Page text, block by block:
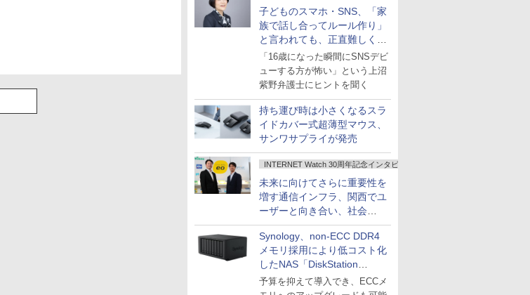
子どものスマホ・SNS、「家
族で話し合ってルール作り」
と言われても、正直難しくな
いですか？
「16歳になった瞬間にSNSデビ
ューする方が怖い」という上沼
紫野弁護士にヒントを聞く
持ち運び時は小さくなるスラ
イドカバー式超薄型マウス、
サンワサプライが発売
INTERNET Watch 30周年記念インタビュー
未来に向けてさらに重要性を
増す通信インフラ、関西でユ
ーザーと向き合い、社会
の“あたらしい”を起動し続け
る～オプテージ
Synology、non-ECC DDR4
メモリ採用により低コスト化
したNAS「DiskStation
neo+」シリーズ
予算を抑えて導入でき、ECCメ